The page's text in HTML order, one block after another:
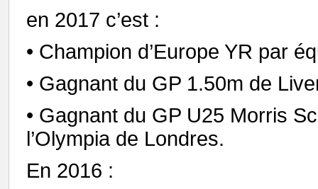
en 2017 c’est :
• Champion d’Europe YR par
• Gagnant du GP 1.50m de
• Gagnant du GP U25 Morris
l’Olympia de Londres.
En 2016 :